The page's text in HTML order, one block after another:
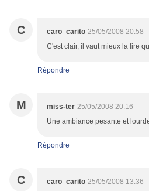
C caro_carito 25/05/2008 20:58
C'est clair, il vaut mieux la lire
Répondre
M miss-ter 25/05/2008 20:16
Une ambiance pesante et
Répondre
C caro_carito 25/05/2008 13:36